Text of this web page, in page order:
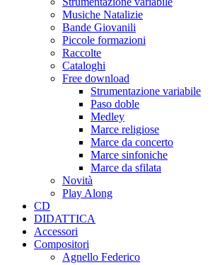
Musiche Natalizie
Bande Giovanili
Piccole formazioni
Raccolte
Cataloghi
Free download
Strumentazione variabile
Paso doble
Medley
Marce religiose
Marce da concerto
Marce sinfoniche
Marce da sfilata
Novità
Play Along
CD
DIDATTICA
Accessori
Compositori
Agnello Federico